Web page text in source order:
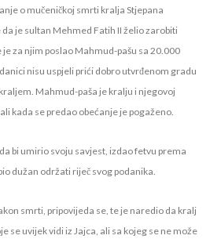
o mučeničkoj smrti kralja Stjepana
je sultan Mehmed Fatih II želio zarobiti
je za njim poslao Mahmud-pašu sa 20.000
nisu uspjeli prići dobro utvrđenom gradu
Mahmud-paša je kralju i njegovoj
kada se predao obećanje je pogaženo.
bi umirio svoju savjest, izdao fetvu prema
dužan održati riječ svog podanika.
smrti, pripovijeda se, te je naredio da kralj
se uvijek vidi iz Jajca, ali sa kojeg se ne može